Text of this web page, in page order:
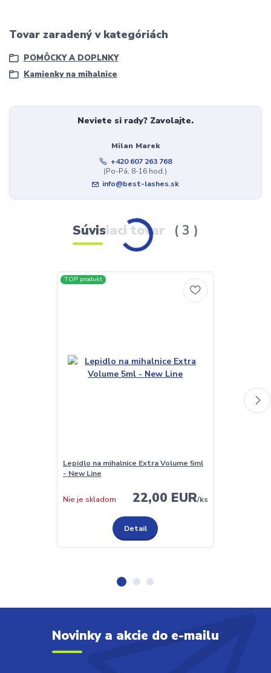
Tovar zaradený v kategóriách
POMÔCKY A DOPLNKY
Kamienky na mihalnice
Neviete si rady? Zavolajte.
Milan Marek
+420 607 263 768
(Po-Pá, 8-16 hod.)
info@best-lashes.sk
Súvisiaci tovar 3
TOP produkt
Lepidlo na mihalnice Extra Volume 5ml
- New Line
22,00 EUR/ks
Nie je skladom
Detail
Novinky a akcie do e-mailu